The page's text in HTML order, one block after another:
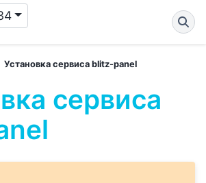
Установка сервиса blitz-panel
сервиса